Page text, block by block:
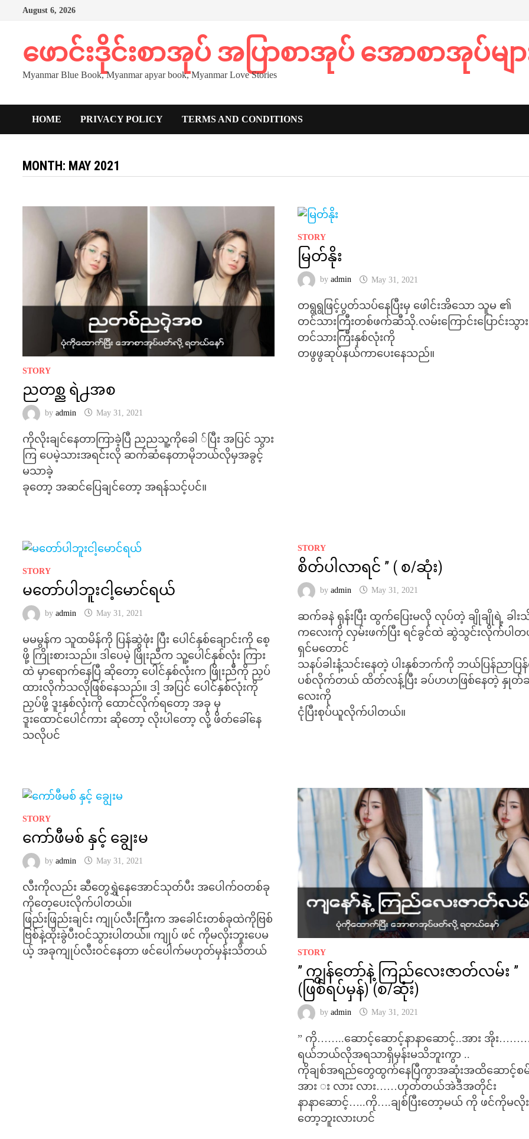
August 6, 2026
ဖောင်းဒိုင်းစာအုပ် အပြာစာအုပ် အောစာအုပ်မျာ
Myanmar Blue Book, Myanmar apyar book, Myanmar Love Stories
HOME PRIVACY POLICY TERMS AND CONDITIONS
MONTH: MAY 2021
STORY
ညတစ္ည ရဲ႕အစ
byadmin May 31, 2021
ကိုလိုးချင်နေတာကြာခဲ့ပြီ ညညသူ့ကိုခေါ ်ပြီး အပြင် သွား
ကြ ပေမဲ့သားအရင်းလို ဆက်ဆံနေတာမိုဘယ်လိုမှအခွင့်
မသာခဲ့
ခုတော့ အဆင်ပြေချင်တော့ အရန်သင့်ပင်။
STORY
မြတ်နိုး
by admin May 31, 2021
တရွရွဖြင့်ပွတ်သပ်နေပြီးမှ ဖေါင်းအိသော သူမ ၏
တင်သားကြီးတစ်ဖက်ဆီသို.လမ်းကြောင်းပြောင်းသွာ
တင်သားကြီးနှစ်လုံးကို
တဖွဖွဆုပ်နယ်ကာပေးနေသည်။
STORY
မတော်ပါဘူးငါ့မောင်ရယ်
byadmin May 31, 2021
မမမွန်က သူထမိန်ကို ပြန်ဆွဲဖုံး ပြီး ပေါင်နှစ်ချောင်းကို စေ့
ဖို့ ကြိုးစားသည်။ ဒါပေမဲ့ ဖြိုးညီက သူ့ပေါင်နှစ်လုံး ကြား
ထဲ မှာရောက်နေပြီ ဆိုတော့ ပေါင်နှစ်လုံးက ဖြိုးညီကို ညှပ်
ထားလိုက်သလိုဖြစ်နေသည်။ ဒါ့ အပြင် ပေါင်နှစ်လုံးကို
ညှပ်ဖို့ ဒူးနှစ်လုံးကို ထောင်လိုက်ရတော့ အခု မှ
ဒူးထောင်ပေါင်ကား ဆိုတော့ လိုးပါတော့ လို့ ဖိတ်ခေါ်နေ
သလိုပင်
STORY
စိတ်ပါလာရင် ” ( စ/ဆုံး)
by admin May 31, 2021
ဆက်ခနဲ ရုန်းပြီး ထွက်ပြေးမလို လုပ်တဲ့ ချိုချိုရဲ့ ခါး
ကလေးကို လှမ်းဖက်ပြီး ရင်ခွင်ထဲ ဆွဲသွင်းလိုက်ပါတ
ရှင်မတောင်
သနပ်ခါးနံ့သင်းနေတဲ့ ပါးနှစ်ဘက်ကို ဘယ်ပြန်ညာပြန်
ပစ်လိုက်တယ် ထိတ်လန့်ပြီး ခပ်ဟဟဖြစ်နေတဲ့ နှုတ်ခ
လေးကို
ငုံပြီးစုပ်ယူလိုက်ပါတယ်။
STORY
ကော်ဖီမစ် နှင့် ချွေးမ
byadmin May 31, 2021
လီးကိုလည်း ဆီတွေရွှဲနေအောင်သုတ်ပီး အပေါက်ဝတစ်ခု
ကိုတေ့ပေးလိုက်ပါတယ်။
ဖြည်းဖြည်းချင်း ကျုပ်လီးကြီးက အခေါင်းတစ်ခုထဲကိုဗြစ်
ဗြစ်နဲ့ထိုးခွဲပီးဝင်သွားပါတယ်။ ကျုပ် ဖင် ကိုမလိုးဘူးပေမ
ယ့် အခုကျုပ်လီးဝင်နေတာ ဖင်ပေါက်မဟုတ်မှန်းသိတယ်
STORY
” ကျွန်တော်နဲ့ ကြည်လေးဇာတ်လမ်း ”
(ဖြစ်ရပ်မှန်) (စ/ဆုံး)
by admin May 31, 2021
” ကို……..ဆောင့်ဆောင့်နာနာဆောင့်..အား အိုး
ရယ်ဘယ်လိုအရသာရှိမှန်းမသိဘူးကွာ ..
ကိုချစ်အရည်တွေထွက်နေပြီကွာအဆုံးအထိဆောင့်စမ်
အား း လား လား……ဟုတ်တယ်အဲဒီအတိုင်း
နာနာဆောင့်…..ကို….ချစ်ပြီးတော့မယ် ကို ဖင်ကိုမလိုး
တော့ဘူးလားဟင်